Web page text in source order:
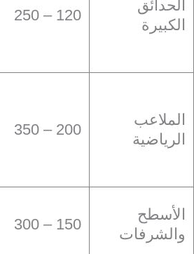
الحدائق
الكبيرة
120 – 250
الملاعب
الرياضية
200 – 350
الأسطح
والشرفات
150 – 300